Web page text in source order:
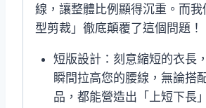
線，讓整體比例顯得沉重。而
型剪裁」徹底顛覆了這個問題！
短版設計：刻意縮短的衣長
瞬間拉高您的腰線，無論搭
品，都能營造出「上短下長